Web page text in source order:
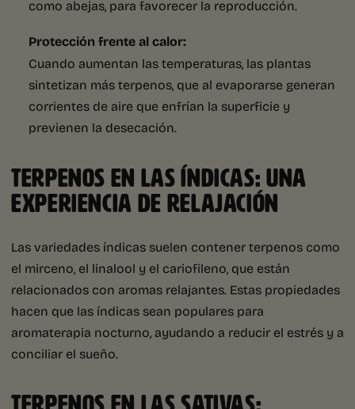
como abejas, para favorecer la reproducción.
Protección frente al calor:
Cuando aumentan las temperaturas, las plantas
sintetizan más terpenos, que al evaporarse generan
corrientes de aire que enfrían la superficie y
previenen la desecación.
TERPENOS EN LAS ÍNDICAS: UNA
EXPERIENCIA DE RELAJACIÓN
Las variedades índicas suelen contener terpenos como
el mirceno, el linalool y el cariofileno, que están
relacionados con aromas relajantes. Estas propiedades
hacen que las índicas sean populares para
aromaterapia nocturno, ayudando a reducir el estrés y a
conciliar el sueño.